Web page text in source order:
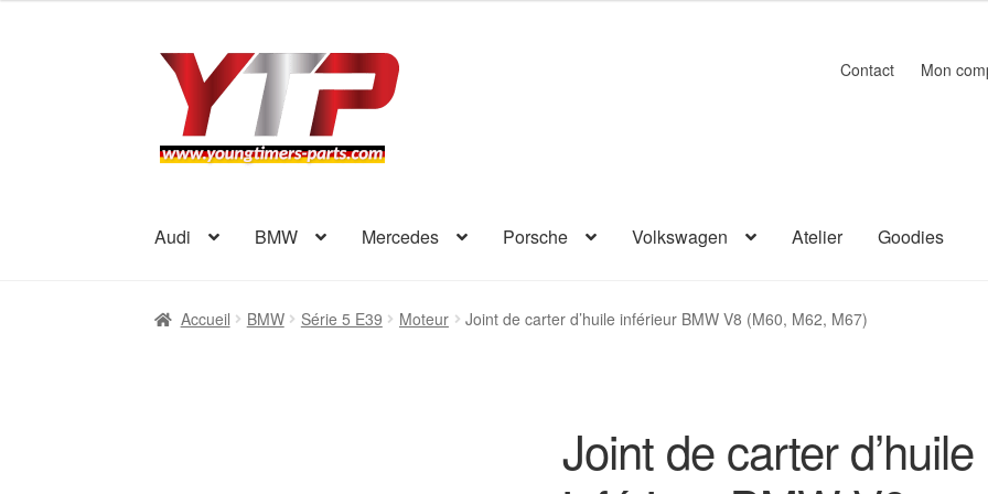
Aller
navigation
Aller
contenu
Contact Mon
Audi BMW Mercedes Porsche Volkswagen Atelier Goodies
Accueil BMW Série 5 E39 Moteur Joint de carter d’huile inférieur BMW V8 (M60, M62, M67)
Joint de carter d’huile